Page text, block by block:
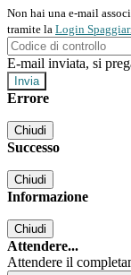
Non hai una e-mail
tramite la Login
E-mail inviata, si
Errore
Chiudi
Successo
Chiudi
Informazione
Chiudi
Attendere...
Attendere il